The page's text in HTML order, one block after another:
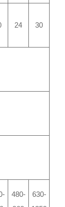
24 30
480-
630-